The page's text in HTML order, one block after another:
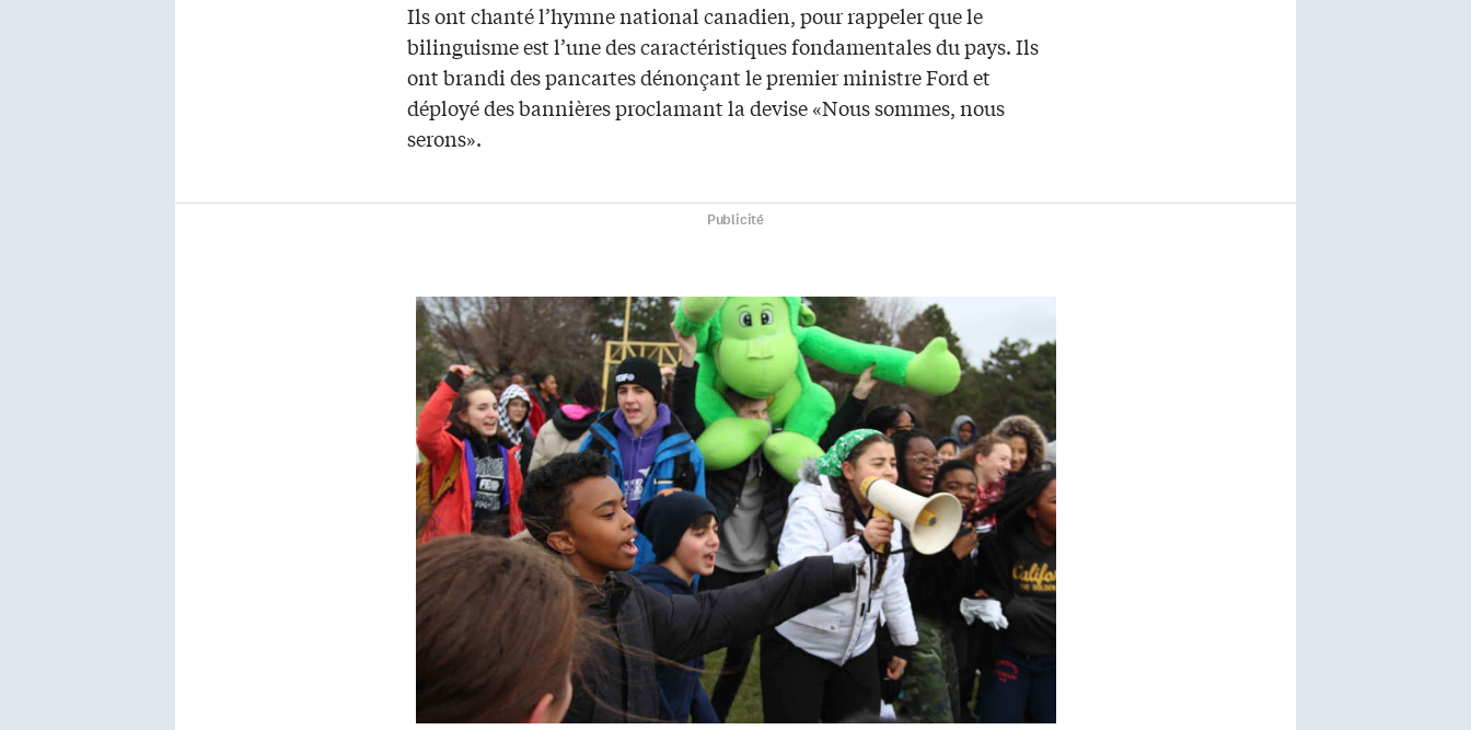
Ils ont chanté l’hymne national canadien, pour rappeler que le
bilinguisme est l’une des caractéristiques fondamentales du pays. Ils
ont brandi des pancartes dénonçant le premier ministre Ford et
déployé des bannières proclamant la devise «Nous sommes, nous
serons».
Publicité